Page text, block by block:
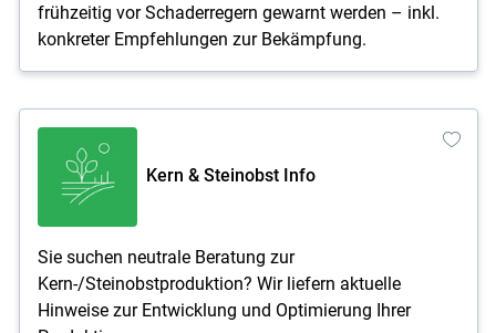
frühzeitig vor Schaderregern gewarnt werden – inkl.
konkreter Empfehlungen zur Bekämpfung.
Kern & Steinobst Info
Sie suchen neutrale Beratung zur
Kern-/Steinobstproduktion? Wir liefern aktuelle
Hinweise zur Entwicklung und Optimierung Ihrer